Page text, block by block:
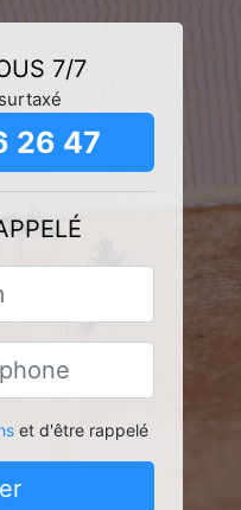
7/7
26 47
et d'être rappelé